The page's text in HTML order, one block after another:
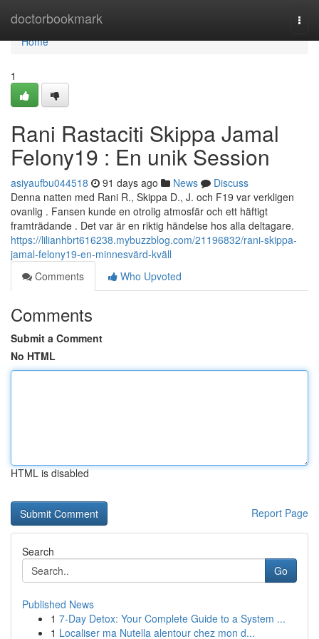
doctorbookmark
Home
Home
1
Rani Rastaciti Skippa Jamal
Felony19 : En unik Session
asiyaufbu044518 91 days ago News
Discuss
Denna natten med Rani R., Skippa D., J. och F19 var verkligen
ovanlig . Fansen kunde en otrolig atmosfär och ett häftigt
framträdande . Det var är en riktig händelse hos alla deltagare.
https://lilianhbrt616238.mybuzzblog.com/21196832/rani-skippa-
jamal-felony19-en-minnesvärd-kväll
Comments
Who Upvoted
Comments
Submit a Comment
No HTML
HTML is disabled
Report Page
Search
Go
Published News
1 7-Day Detox: Your Complete Guide to a System ...
1 Localiser ma Nutella alentour chez mon d...